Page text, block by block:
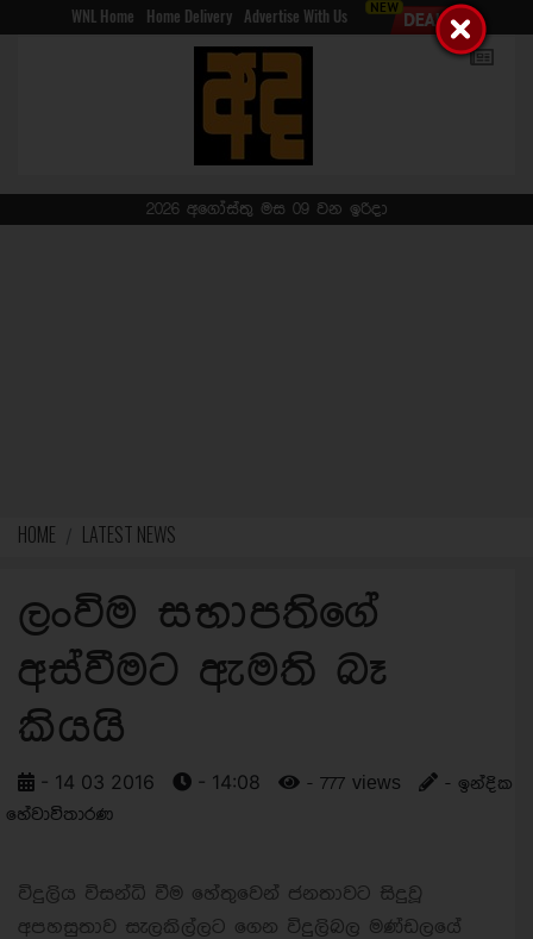
WNL Home Home Delivery Advertise With Us
2026 අගෝස්තු මස 09 වන ඉරිදා
HOME LATEST NEWS
ලංවිම සභාපතිගේ
අස්වීමට ඇමති බෑ
කියයි
- 14 03 2016 - 14:08 - 777 views
- ඉන්දික
හේවාවිතාරණ
විදුලිය විසන්ධි වීම හේතුවෙන් ජනතාවට සිදුවූ
අපහසුතාව සැලකිල්ලට ගෙන විදුලිබල මණ්ඩලයේ